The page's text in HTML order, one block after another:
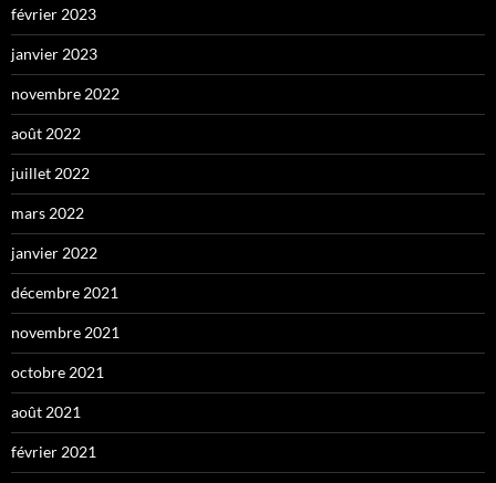
février 2023
janvier 2023
novembre 2022
août 2022
juillet 2022
mars 2022
janvier 2022
décembre 2021
novembre 2021
octobre 2021
août 2021
février 2021